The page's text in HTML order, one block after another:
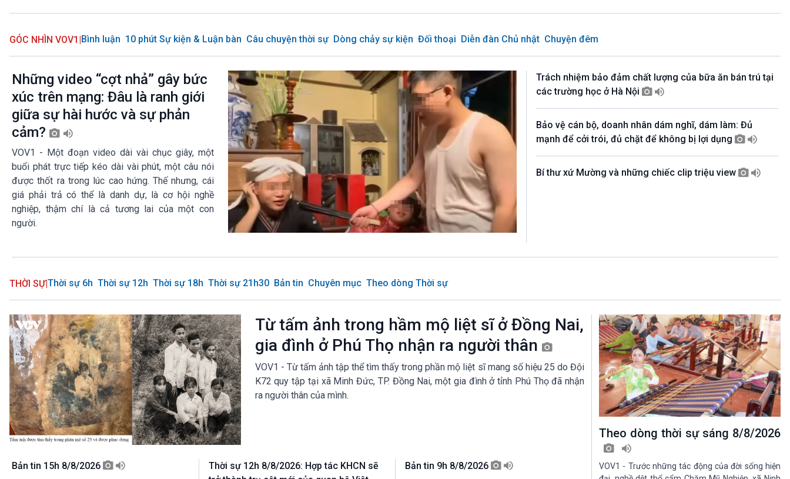
Bản tin cuối cùng trong ngày
23h25-23h30
Chương trình đệm
GÓC NHÌN VOV1 |Bình luận 10 phút Sự kiện & Luận bàn Câu chuyện thời sự Dòng chảy sự kiện Đối thoại Diễn đàn Chủ nhật Chuyện đêm
Những video “cợt nhả” gây bức
xúc trên mạng: Đâu là ranh giới
giữa sự hài hước và sự phản
cảm?
VOV1 - Một đoạn video dài vài chục giây, một
buổi phát trực tiếp kéo dài vài phút, một câu nói
được thốt ra trong lúc cao hứng. Thế nhưng, cái
giá phải trả có thể là danh dự, là cơ hội nghề
nghiệp, thậm chí là cả tương lai của một con
người.
Trách nhiệm bảo đảm chất lượng của bữa ăn bán trú tại
các trường học ở Hà Nội
Bảo vệ cán bộ, doanh nhân dám nghĩ, dám làm: Đủ
mạnh để cởi trói, đủ chặt để không bị lợi dụng
Bí thư xứ Mường và những chiếc clip triệu view
THỜI SỰ|Thời sự 6h Thời sự 12h Thời sự 18h Thời sự 21h30 Bản tin Chuyên mục Theo dòng Thời sự
Từ tấm ảnh trong hầm mộ liệt sĩ ở Đồng Nai,
gia đình ở Phú Thọ nhận ra người thân
VOV1 - Từ tấm ảnh tập thể tìm thấy trong phần mộ liệt sĩ mang số hiệu 25 do Đội
K72 quy tập tại xã Minh Đức, TP. Đồng Nai, một gia đình ở tỉnh Phú Thọ đã nhận
ra người thân của mình.
Bản tin 15h 8/8/2026
Thời sự 12h 8/8/2026: Hợp tác KHCN sẽ
Bản tin 9h 8/8/2026
Theo dòng thời sự sáng 8/8/2026
VOV1 - Trước những tác động của đời sống hiện